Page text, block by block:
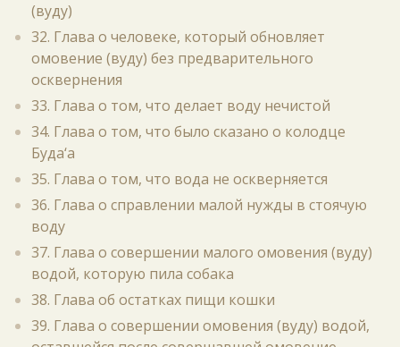
(вуду)
32. Глава о человеке, который обновляет
омовение (вуду) без предварительного
осквернения
33. Глава о том, что делает воду нечистой
34. Глава о том, что было сказано о колодце
Буда‘а
35. Глава о том, что вода не оскверняется
36. Глава о справлении малой нужды в стоячую
воду
37. Глава о совершении малого омовения (вуду)
водой, которую пила собака
38. Глава об остатках пищи кошки
39. Глава о совершении омовения (вуду) водой,